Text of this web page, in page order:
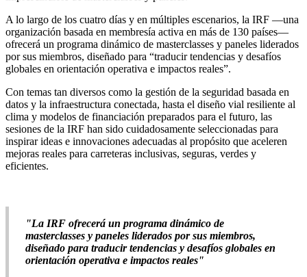
A lo largo de los cuatro días y en múltiples escenarios, la IRF —una
organización basada en membresía activa en más de 130 países—
ofrecerá un programa dinámico de masterclasses y paneles liderados
por sus miembros, diseñado para “traducir tendencias y desafíos
globales en orientación operativa e impactos reales”.
Con temas tan diversos como la gestión de la seguridad basada en
datos y la infraestructura conectada, hasta el diseño vial resiliente al
clima y modelos de financiación preparados para el futuro, las
sesiones de la IRF han sido cuidadosamente seleccionadas para
inspirar ideas e innovaciones adecuadas al propósito que aceleren
mejoras reales para carreteras inclusivas, seguras, verdes y
eficientes.
"La IRF ofrecerá un programa dinámico de
masterclasses y paneles liderados por sus miembros,
diseñado para traducir tendencias y desafíos globales en
orientación operativa e impactos reales"